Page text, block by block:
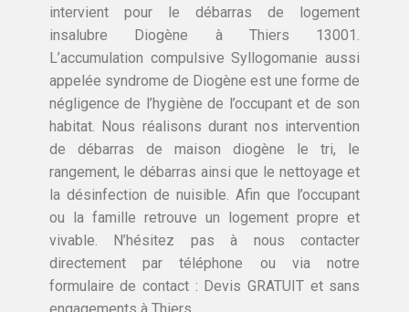
intervient pour le débarras de logement
insalubre Diogène à Thiers 13001.
L’accumulation compulsive Syllogomanie aussi
appelée syndrome de Diogène est une forme de
négligence de l’hygiène de l’occupant et de son
habitat. Nous réalisons durant nos intervention
de débarras de maison diogène le tri, le
rangement, le débarras ainsi que le nettoyage et
la désinfection de nuisible. Afin que l’occupant
ou la famille retrouve un logement propre et
vivable. N’hésitez pas à nous contacter
directement par téléphone ou via notre
formulaire de contact : Devis GRATUIT et sans